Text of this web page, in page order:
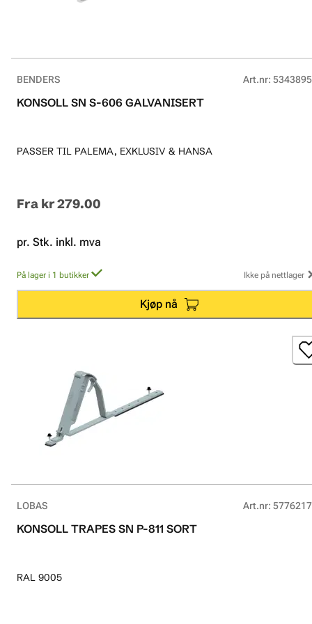
BENDERS Art.nr:
KONSOLL SN S-606 GALVANISERT
PASSER TIL PALEMA, EXKLUSIV & HANSA
Fra kr 279.00
pr. Stk. inkl. mva
På lager i 1 butikker Ikke på nettlager
Kjøp nå
LOBAS Art.nr:
KONSOLL TRAPES SN P-811 SORT
RAL 9005